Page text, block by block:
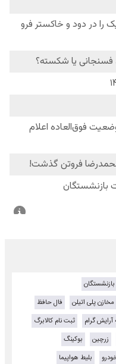
بازنشستگان
مخازن پلی اتیلن
فال حافظ
گرام
ثبت نام کالابرگ
زرچین
بوکینگ
بلیط هواپیما